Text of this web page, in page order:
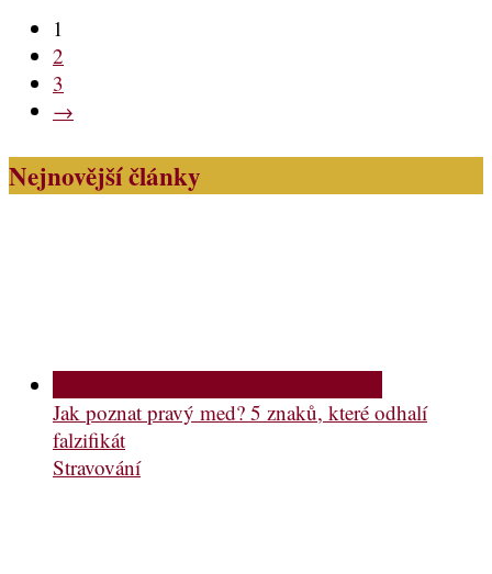
1
2
3
→
Nejnovější články
Jak poznat pravý med? 5 znaků, které odhalí
falzifikát
Stravování